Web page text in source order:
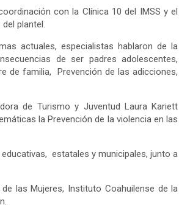
con la Clínica 10 del IMSS y el
plantel.
actuales, especialistas hablaron de la
de ser padres adolescentes,
de familia, Prevención de las adicciones,
de Turismo y Juventud Laura Kariett
la Prevención de la violencia en las
estatales y municipales, junto a
las Mujeres, Instituto Coahuilense de la